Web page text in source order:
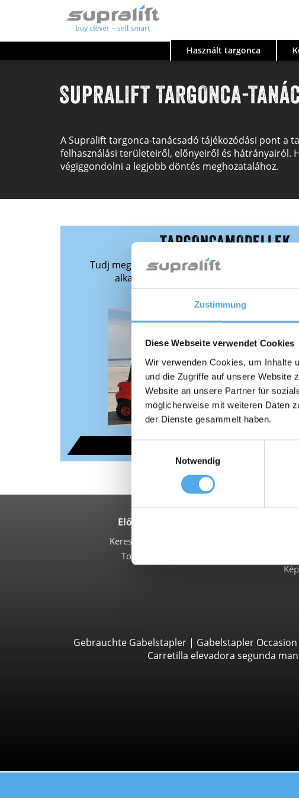
Zustimmung
Diese Webseite verwendet Cookies
Wir verwenden Cookies, um Inhalte
und die Zugriffe auf unsere Website
Website an unsere Partner für
möglicherweise mit weiteren Daten
der Dienste gesammelt haben.
Notwendig
SUPRALIFT TARGONCA-
A Supralift targonca-tanácsadó tájékozódási pont a
felhasználási területeiről, előnyeiről és hátrányairól.
végiggondolni a legjobb döntés meghozatalához.
TARGONCAMODELLEK
Tudj meg mindent a legfontosabb
alkalmazási területeiről, előnyeiről és
Előnyeim
Kereskedőként
Topseller
Gebrauchte Gabelstapler| Gabelstapler Occasion
Carretilla elevadora segunda
Használt targonca